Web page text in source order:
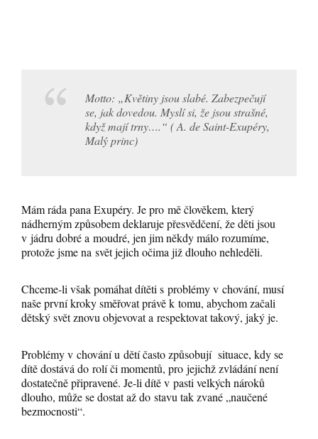
Motto: „Květiny jsou slabé. Zabezpečují
se, jak dovedou. Myslí si, že jsou strašné,
když mají trny….“ ( A. de Saint-Exupéry,
Malý princ)
Mám ráda pana Exupéry. Je pro mě člověkem, který
nádherným způsobem deklaruje přesvědčení, že děti jsou
v jádru dobré a moudré, jen jim někdy málo rozumíme,
protože jsme na svět jejich očima již dlouho nehleděli.
Chceme-li však pomáhat dítěti s problémy v chování, musí
naše první kroky směřovat právě k tomu, abychom začali
dětský svět znovu objevovat a respektovat takový, jaký je.
Problémy v chování u dětí často způsobují situace, kdy se
dítě dostává do rolí či momentů, pro jejichž zvládání není
dostatečně připravené. Je-li dítě v pasti velkých nároků
dlouho, může se dostat až do stavu tak zvané „naučené
bezmocnosti“.